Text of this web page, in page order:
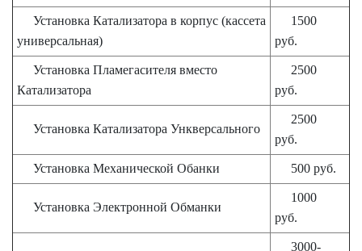
Установка Катализатора в корпус (кассета
универсальная)
1500
руб.
Установка Пламегасителя вместо
Катализатора
2500
руб.
Установка Катализатора Ункверсального
2500
руб.
Установка Механической Обанки 500 руб.
Установка Электронной Обманки
1000
руб.
3000-